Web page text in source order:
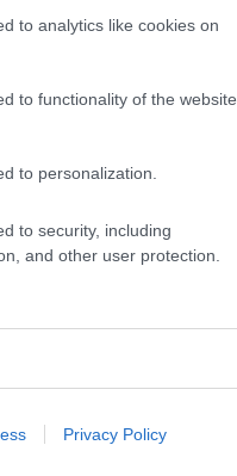
to analytics like cookies on
to functionality of the website
to personalization.
to security, including
and other user protection.
Privacy Policy
και
Εθνικό
παγόβουνο»:
«επικίνδυνη
καφέ
αποδείχθηκε
δεν είχε
παρελθόν